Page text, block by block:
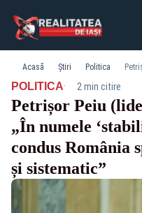
Acasă Știri Politica
POLITICA· 2 min citire
Petrișor Peiu
„În numele
condus România
și sistematic”